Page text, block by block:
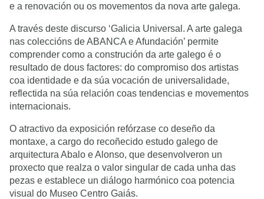
e a renovación ou os movementos da nova arte galega.
A través deste discurso ‘Galicia Universal. A arte galega
nas coleccións de ABANCA e Afundación’ permite
comprender como a construción da arte galego é o
resultado de dous factores: do compromiso dos artistas
coa identidade e da súa vocación de universalidade,
reflectida na súa relación coas tendencias e movementos
internacionais.
O atractivo da exposición refórzase co deseño da
montaxe, a cargo do recoñecido estudo galego de
arquitectura Abalo e Alonso, que desenvolveron un
proxecto que realza o valor singular de cada unha das
pezas e establece un diálogo harmónico coa potencia
visual do Museo Centro Gaiás.